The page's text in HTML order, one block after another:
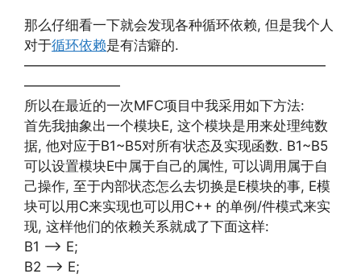
那么仔细看一下就会发现各种循环依赖, 但是我个人
对于循环依赖是有洁癖的.
——————————————————————
———————
所以在最近的一次MFC项目中我采用如下方法:
首先我抽象出一个模块E, 这个模块是用来处理纯数
据, 他对应于B1~B5对所有状态及实现函数. B1~B5
可以设置模块E中属于自己的属性, 可以调用属于自
己操作, 至于内部状态怎么去切换是E模块的事, E模
块可以用C来实现也可以用C++ 的单例/件模式来实
现, 这样他们的依赖关系就成了下面这样:
B1 –> E;
B2 –> E;